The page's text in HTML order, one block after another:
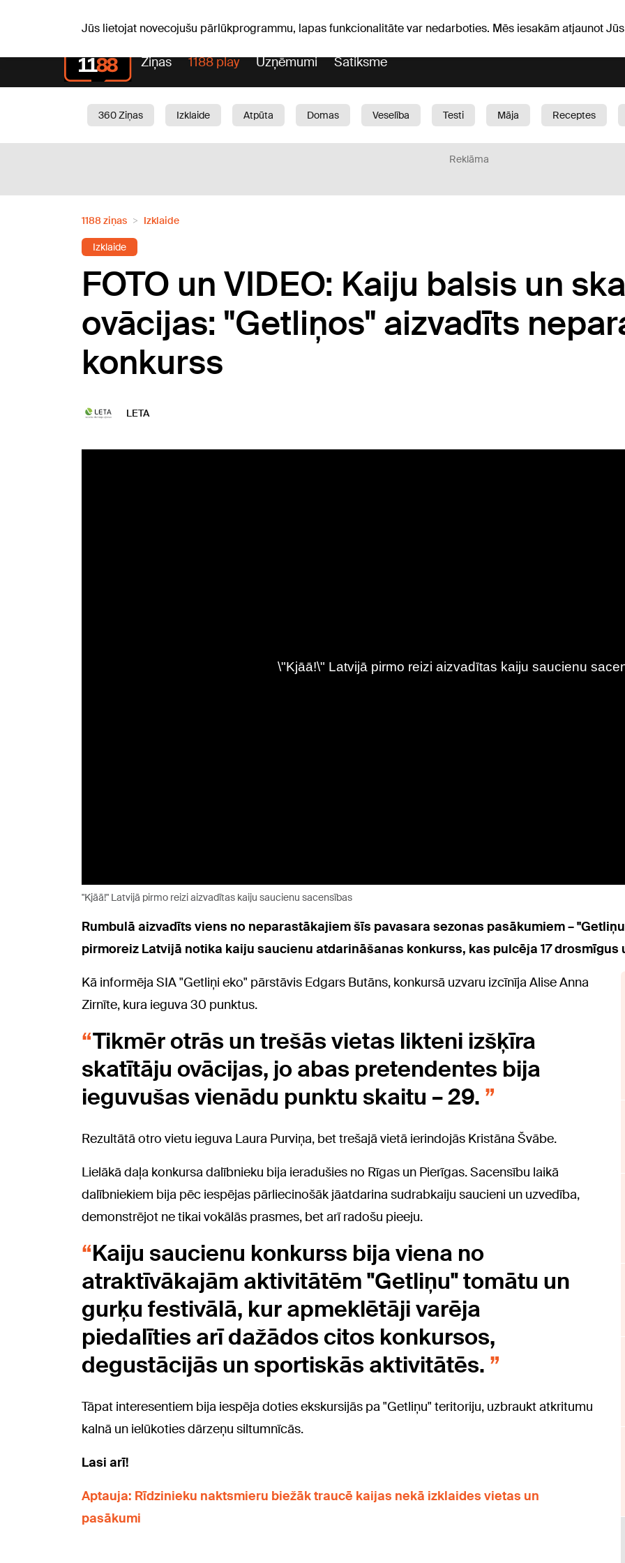
Jūs lietojat novecojušu pārlūkprogrammu, lapas funkcionalitāte var nedarboties. Mēs iesakām atjaunot
Ziņas 1188 play Uzņēmumi Satiksme
360 Ziņas Izklaide Atpūta Domas Veselība Testi Māja
Receptes
Reklāma
1188 ziņas Izklaide
Izklaide
FOTO un VIDEO: Kaiju balsis un
ovācijas: "Getliņos" aizvadīts
konkurss
LETA
"Kjāā!" Latvijā pirmo reizi aizvadītas kaiju saucienu sacensības
Rumbulā aizvadīts viens no neparastākajiem šīs pavasara sezonas pasākumiem –
pirmoreiz Latvijā notika kaiju saucienu atdarināšanas konkurss, kas pulcēja 17
Kā informēja SIA "Getliņi eko" pārstāvis Edgars Butāns, konkursā uzvaru izcīnīja Alise Anna
Zirnīte, kura ieguva 30 punktus.
Tikmēr otrās un trešās vietas likteni izšķīra
skatītāju ovācijas, jo abas pretendentes bija
ieguvušas vienādu punktu skaitu – 29.
Rezultātā otro vietu ieguva Laura Purviņa, bet trešajā vietā ierindojās Kristāna Švābe.
Lielākā daļa konkursa dalībnieku bija ieradušies no Rīgas un Pierīgas. Sacensību laikā
dalībniekiem bija pēc iespējas pārliecinošāk jāatdarina sudrabkaiju saucieni un uzvedība,
demonstrējot ne tikai vokālās prasmes, bet arī radošu pieeju.
Kaiju saucienu konkurss bija viena no
atraktīvākajām aktivitātēm "Getliņu" tomātu un
gurķu festivālā, kur apmeklētāji varēja
piedalīties arī dažādos citos konkursos,
degustācijās un sportiskās aktivitātēs.
Tāpat interesentiem bija iespēja doties ekskursijās pa "Getliņu" teritoriju, uzbraukt atkritumu
kalnā un ielūkoties dārzeņu siltumnīcās.
Lasi arī!
Aptauja: Rīdzinieku naktsmieru biežāk traucē kaijas nekā izklaides vietas un
pasākumi